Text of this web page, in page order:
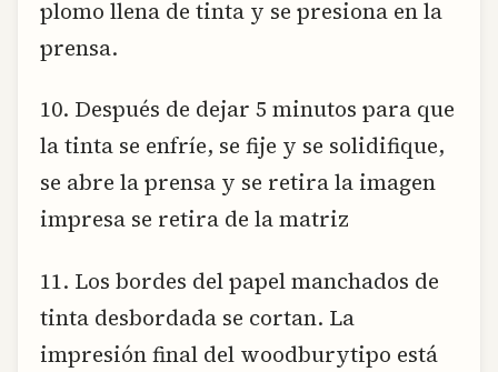
plomo llena de tinta y se presiona en la
prensa.
10. Después de dejar 5 minutos para que
la tinta se enfríe, se fije y se solidifique,
se abre la prensa y se retira la imagen
impresa se retira de la matriz
11. Los bordes del papel manchados de
tinta desbordada se cortan. La
impresión final del woodburytipo está